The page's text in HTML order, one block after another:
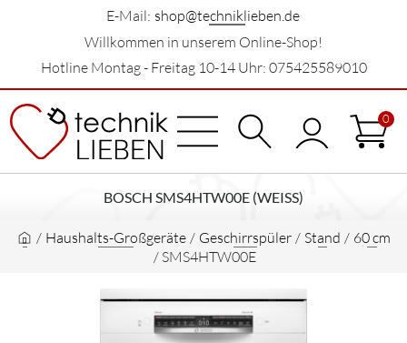
E-Mail: shop@techniklieben.de
Willkommen in unserem Online-Shop!
Hotline Montag - Freitag 10-14 Uhr: 075425589010
0
BOSCH SMS4HTW00E (WEISS)
/ Haushalts-Großgeräte / Geschirrspüler / Stand / 60 cm
/ SMS4HTW00E